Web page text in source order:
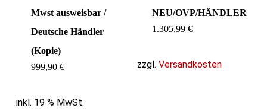
Mwst ausweisbar /
Deutsche Händler
(Kopie)
999,90€
inkl. 19 % MwSt.
NEU/OVP/HÄNDLER
1.305,99€
zzgl.Versandkosten